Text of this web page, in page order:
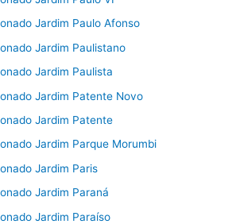
Jardim Paulo Afonso
Jardim Paulistano
Jardim Paulista
Jardim Patente Novo
Jardim Patente
Jardim Parque Morumbi
Jardim Paris
Jardim Paraná
Jardim Paraíso